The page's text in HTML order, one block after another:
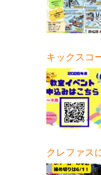
キックスコ
クレファス
せ！」6月開